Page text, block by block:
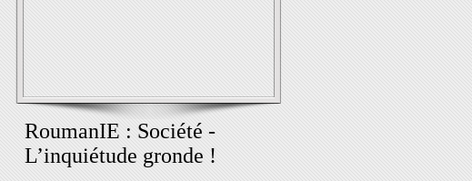
RoumanIE : Société -
L’inquiétude gronde !